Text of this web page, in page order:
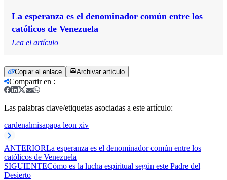
La esperanza es el denominador común entre los
católicos de Venezuela
Lea el artículo
Copiar el enlace Archivar artículo
Compartir en :
Las palabras clave/etiquetas asociadas a este artículo:
cardenalmisapapa leon xiv
ANTERIORLa esperanza es el denominador común entre los
católicos de Venezuela
SIGUIENTECómo es la lucha espiritual según este Padre del
Desierto